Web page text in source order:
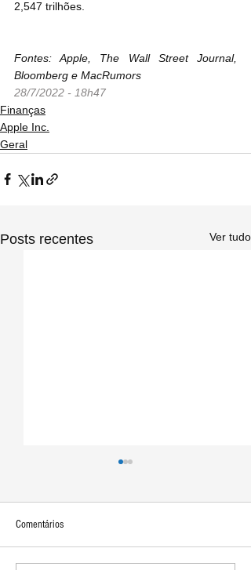
2,547 trilhões.
Fontes: Apple, The Wall Street Journal,
Bloomberg e MacRumors
28/7/2022 - 18h47
Finanças
Apple Inc.
Geral
Posts recentes Ver tudo
Comentários